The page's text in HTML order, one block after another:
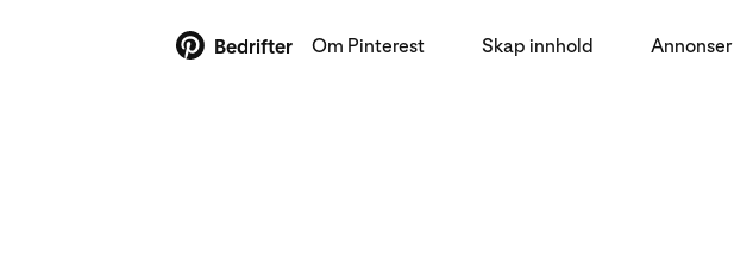
Bedrifter Om Pinterest Skap innhold Annonser